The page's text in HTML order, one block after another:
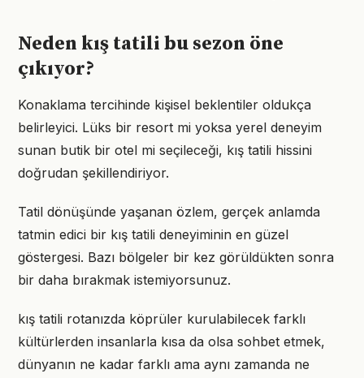
Neden kış tatili bu sezon öne
çıkıyor?
Konaklama tercihinde kişisel beklentiler oldukça
belirleyici. Lüks bir resort mi yoksa yerel deneyim
sunan butik bir otel mi seçileceği, kış tatili hissini
doğrudan şekillendiriyor.
Tatil dönüşünde yaşanan özlem, gerçek anlamda
tatmin edici bir kış tatili deneyiminin en güzel
göstergesi. Bazı bölgeler bir kez görüldükten sonra
bir daha bırakmak istemiyorsunuz.
kış tatili rotanızda köprüler kurulabilecek farklı
kültürlerden insanlarla kısa da olsa sohbet etmek,
dünyanın ne kadar farklı ama aynı zamanda ne